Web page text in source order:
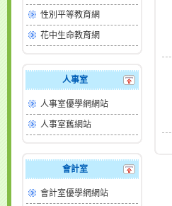
性別平等教育網
花中生命教育網
人事室
人事室優學網網站
人事室舊網站
會計室
會計室優學網網站